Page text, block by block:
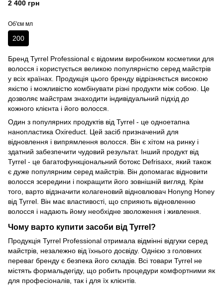
2 400 грн
Об'єм мл
200
Бренд Tyrrel Professional є відомим виробником косметики для
волосся і користується великою популярністю серед майстрів
у всіх країнах. Продукція цього бренду відрізняється високою
якістю і можливістю комбінувати різні продукти між собою. Це
дозволяє майстрам знаходити індивідуальний підхід до
кожного клієнта і його волосся.
Один з популярних продуктів від Tyrrel - це одноетапна
нанопластика Oxireduct. Цей засіб призначений для
відновлення і випрямлення волосся. Він є хітом на ринку і
здатний забезпечити чудовий результат. Інший продукт від
Tyrrel - це багатофункціональний ботокс Defrisaxx, який також
є дуже популярним серед майстрів. Він допомагає відновити
волосся зсередини і покращити його зовнішній вигляд. Крім
того, варто відзначити колагеновий відновлювач Honyng Honey
від Tyrrel. Він має властивості, що сприяють відновленню
волосся і надають йому необхідне зволоження і живлення.
Чому варто купити засоби від Tyrrel?
Продукція Tyrrel Professional отримала відмінні відгуки серед
майстрів, незалежно від їхнього досвіду. Однією з головних
переваг бренду є безпека його складів. Всі товари Tyrrel не
містять формальдегіду, що робить процедури комфортними як
для професіоналів, так і для їх клієнтів.